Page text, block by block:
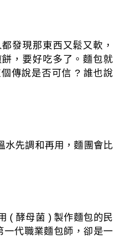
發現那東西又鬆又軟，
，要好吃多了。麵包就
傳說是否可信 ? 誰也說
水先調和再用，麵團會比
( 酵母菌 ) 製作麵包的民
一代職業麵包師，卻是一